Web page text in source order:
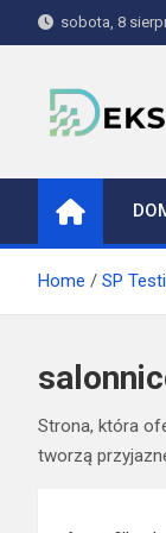
to
sobota, 8
Home SP
Strona, która
tworzą